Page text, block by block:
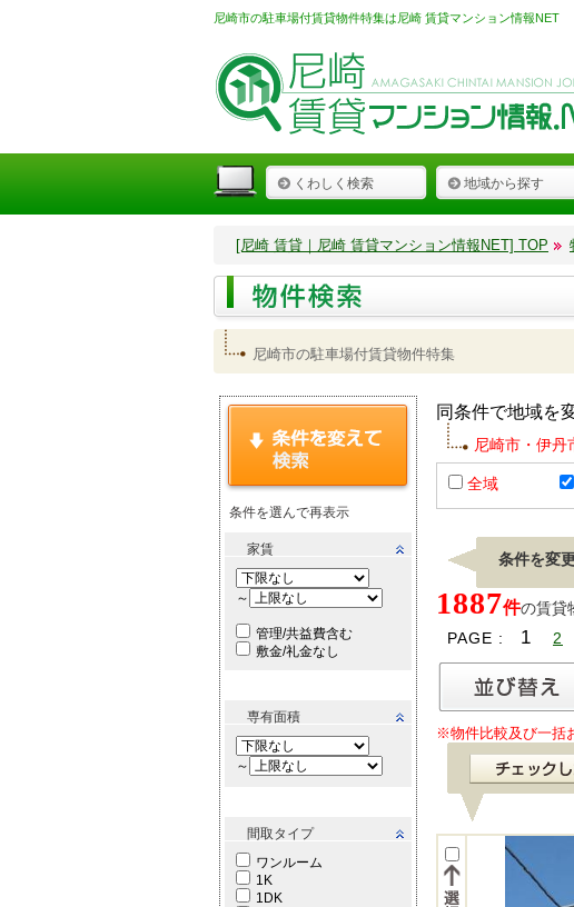
尼崎市の駐車場付賃貸物件特集は尼崎 賃貸マンション情報NET
くわしく検索 地域から探す
[尼崎 賃貸｜尼崎 賃貸マンション情報NET] TOP
尼崎市の駐車場付賃貸物件特集
条件を選んで再表示
家賃
～
管理/共益費含む
敷金/礼金なし
専有面積
～
間取タイプ
ワンルーム
1K
1DK
同条件で地域を
尼崎市・伊丹
全域
条件を変
1887件の賃貸
PAGE :
1 2
※物件比較及び一括